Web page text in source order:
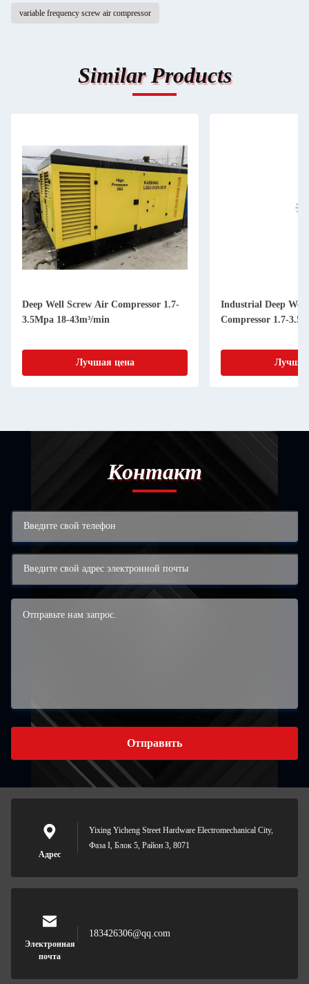
variable frequency screw air compressor
Similar Products
Deep Well Screw Air Compressor 1.7-
3.5Mpa 18-43m³/min
Лучшая цена
Industrial Deep
Compressor 1.7-
Контакт
Отправить
Адрес
Yixing Yicheng Street Hardware Electromechanical City,
Фаза I, Блок 5, Район 3, 8071
Электронная
почта
183426306@qq.com